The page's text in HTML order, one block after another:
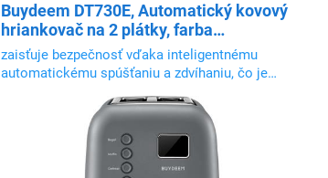
Buydeem DT730E, Automatický kovový
hriankovač na 2 plátky, farba
atramentová sivá
zaisťuje bezpečnosť vďaka inteligentnému
automatickému spúšťaniu a zdvíhaniu, čo je